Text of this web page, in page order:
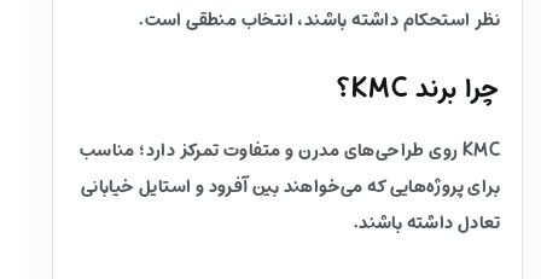
نظر استحکام داشته باشند، انتخاب منطقی است.
چرا برند KMC؟
KMC روی طراحی‌های مدرن و متفاوت تمرکز دارد؛ مناسب
برای پروژه‌هایی که می‌خواهند بین آفرود و استایل خیابانی
تعادل داشته باشند.